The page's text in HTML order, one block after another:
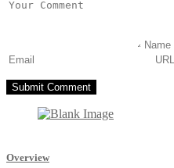
Overview